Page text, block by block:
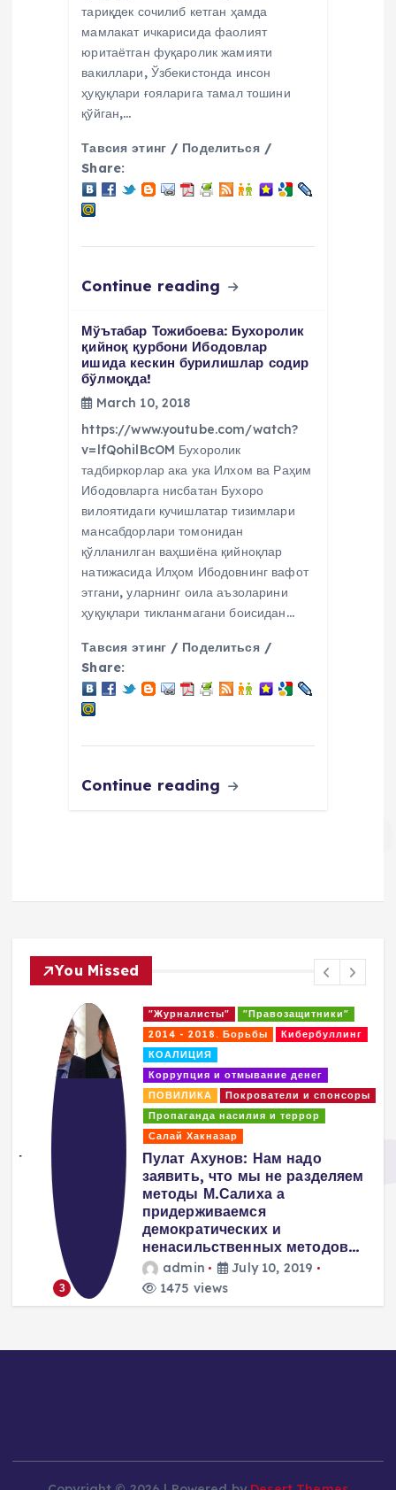
тариқдек сочилиб кетган ҳамда
мамлакат ичкарисида фаолият
юритаётган фуқаролик жамияти
вакиллари, Ўзбекистонда инсон
ҳуқуқлари ғояларига тамал тошини
қўйган,…
Тавсия этинг / Поделиться /
Share:
Continue reading
Мўътабар Тожибоева: Бухоролик
қийноқ қурбони Ибодовлар
ишида кескин бурилишлар содир
бўлмоқда!
March 10, 2018
https://www.youtube.com/watch?
v=lfQohilBcOM Бухоролик
тадбиркорлар ака ука Илхом ва Раҳим
Ибодовларга нисбатан Бухоро
вилоятидаги кучишлатар тизимлари
мансабдорлари томонидан
қўлланилган ваҳшиёна қийноқлар
натижасида Илҳом Ибодовнинг вафот
этгани, уларнинг оила аъзоларини
ҳуқуқлари тикланмагани боисидан…
Тавсия этинг / Поделиться /
Share:
Continue reading
You Missed
"Журналисты"
"Правозащитники"
2014 - 2018. Борьбы
Кибербуллинг
КОАЛИЦИЯ
Коррупция и отмывание денег
ПОВИЛИКА
Покрователи и спонсоры
Пропаганда насилия и террор
Салай Хакназар
Пулат Ахунов: Нам надо
заявить, что мы не разделяем
методы М.Салиха а
придерживаемся
демократических и
ненасильственных методов…
admin
July 10, 2019
1475 views